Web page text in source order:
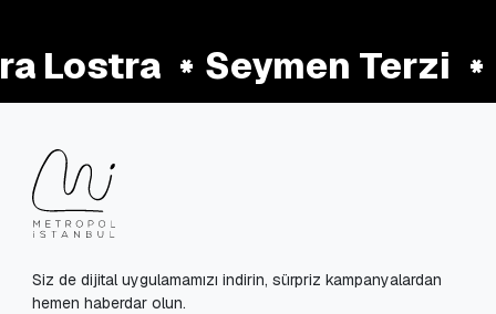
Lostra Seymen Terzi
Siz de dijital uygulamamızı indirin, sürpriz kampanyalardan
hemen haberdar olun.